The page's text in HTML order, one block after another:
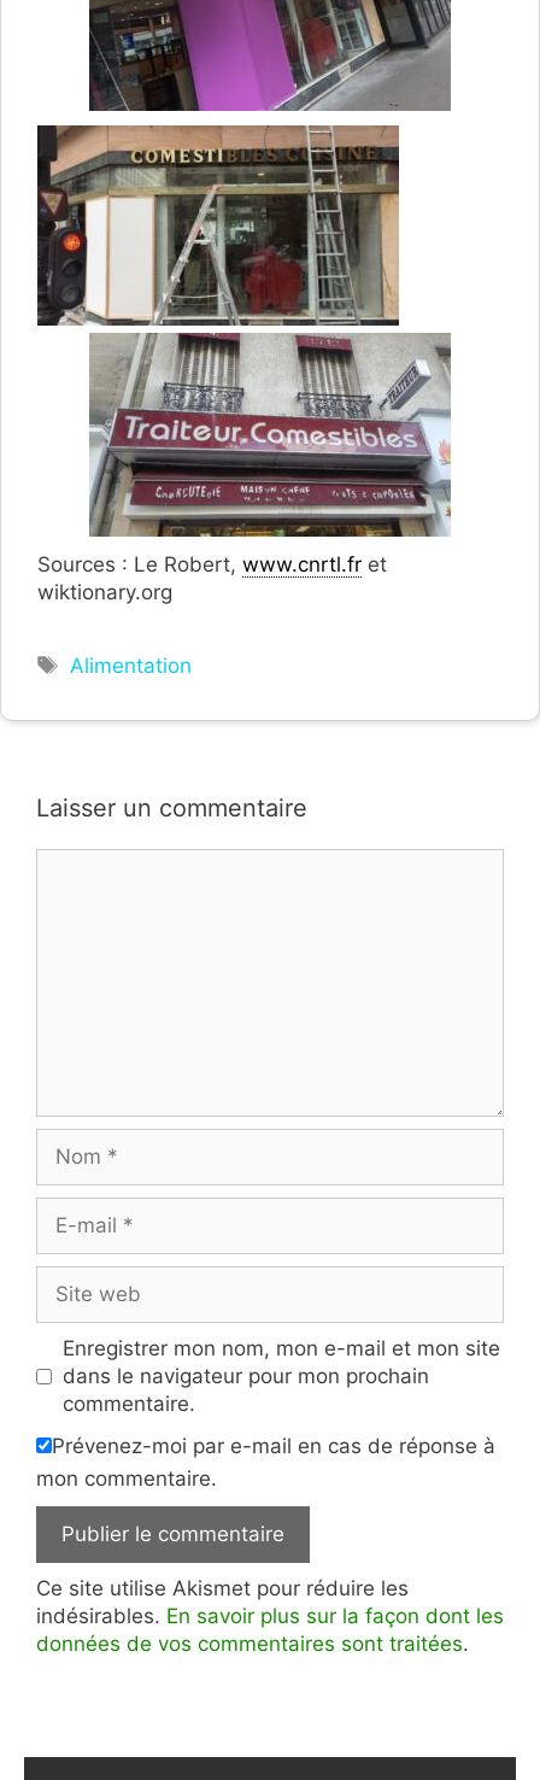
Sources : Le Robert, www.cnrtl.fr et
wiktionary.org
Étiquettes
Alimentation
Laisser un commentaire
mail
web
Enregistrer mon nom, mon e-mail et mon site
dans le navigateur pour mon prochain
commentaire.
Prévenez-moi par e-mail en cas de réponse à
mon commentaire.
Ce site utilise Akismet pour réduire les
indésirables. En savoir plus sur la façon dont les
données de vos commentaires sont traitées.